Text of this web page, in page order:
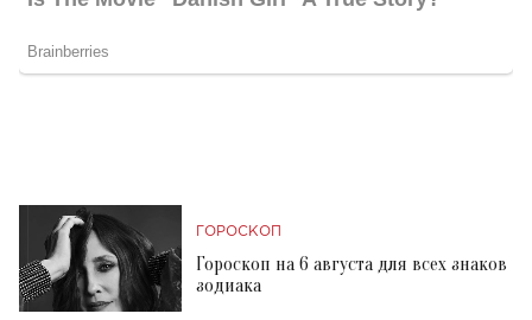
ГОРОСКОП
Гороскоп на 6 августа для всех знаков
зодиака